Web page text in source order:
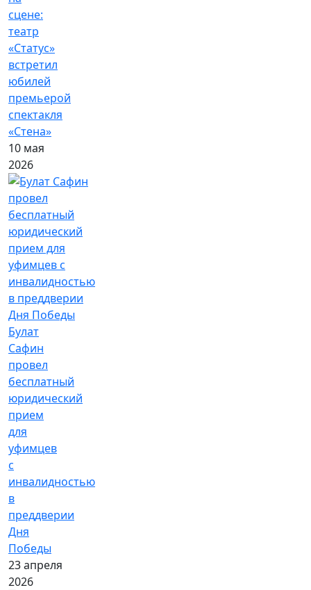
сцене:
театр
«Статус»
встретил
юбилей
премьерой
спектакля
«Стена»
10 мая
2026
Булат
Сафин
провел
бесплатный
юридический
прием
для
уфимцев
с
инвалидностью
в
преддверии
Дня
Победы
23 апреля
2026